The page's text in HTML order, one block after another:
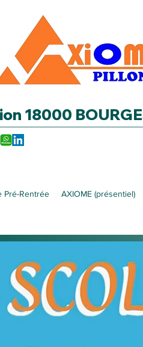
18000
Pré-Rentrée AXIOME (présentiel)